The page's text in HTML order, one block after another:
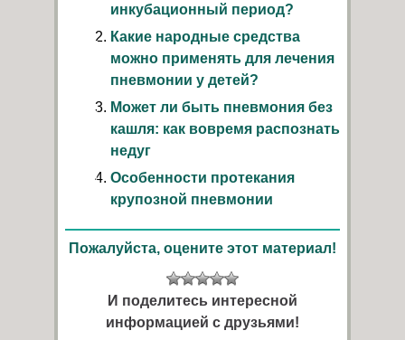
инкубационный период?
Какие народные средства
можно применять для лечения
пневмонии у детей?
Может ли быть пневмония без
кашля: как вовремя распознать
недуг
Особенности протекания
крупозной пневмонии
Пожалуйста, оцените этот материал!
И поделитесь интересной
информацией с друзьями!